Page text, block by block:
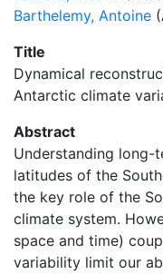
Barthelemy, Antoine
Title
Dynamical
Antarctic climate
Abstract
Understanding long-
latitudes of the
the key role of the
climate system.
space and time)
variability limit our